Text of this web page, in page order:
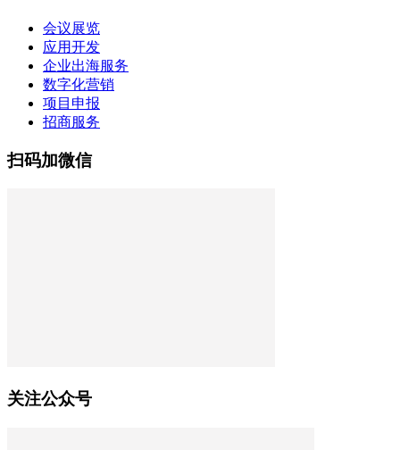
会议展览
应用开发
企业出海服务
数字化营销
项目申报
招商服务
扫码加微信
关注公众号